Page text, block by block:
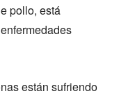
pollo, está
están sufriendo